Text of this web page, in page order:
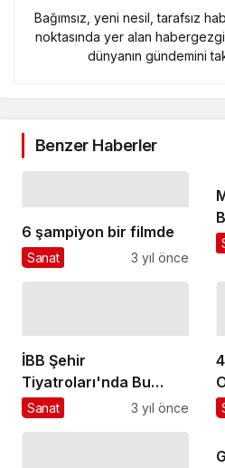
Bağımsız, yeni nesil, tarafsız
noktasında yer alan
dünyanın gündemini
Benzer Haberler
6 şampiyon bir filmde
Sanat 3 yıl önce
İBB Şehir
Tiyatroları'nda Bu
Hafta (27-30 Aralık
Sanat 3 yıl önce